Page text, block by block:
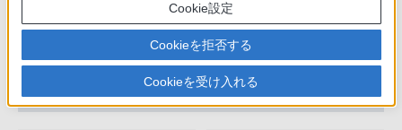
※半角英数で入力してください（入力例：HT-IV300）
※検索対象は2013年10月以降の本体アップデート情報です。
Cookie設定
Cookieを拒否する
Cookieを受け入れる